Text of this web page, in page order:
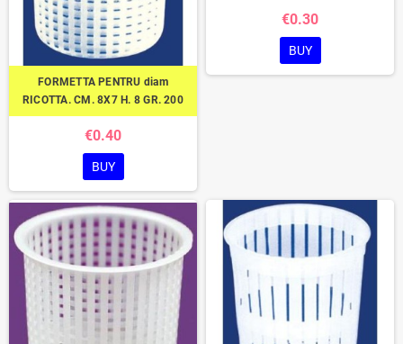
FORMETTA PENTRU diam
RICOTTA. CM. 8X7 H. 8 GR. 200
€0.40
BUY
€0.30
BUY